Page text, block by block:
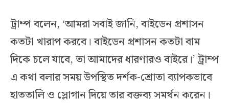
ট্রাম্প বলেন, ‘আমরা সবাই জানি, বাইডেন প্রশাসন
কতটা খারাপ করবে। বাইডেন প্রশাসন কতটা বাম
দিকে চলে যাবে, তা আমাদের ধারণারও বাইরে।’ ট্রাম্প
এ কথা বলার সময় উপস্থিত দর্শক-শ্রোতা ব্যাপকভাবে
হাততালি ও স্লোগান দিয়ে তার বক্তব্য সমর্থন করেন।